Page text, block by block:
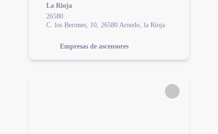
La Rioja
26580
C. los Berones, 10, 26580 Arnedo, la Rioja
Empresas de ascensores